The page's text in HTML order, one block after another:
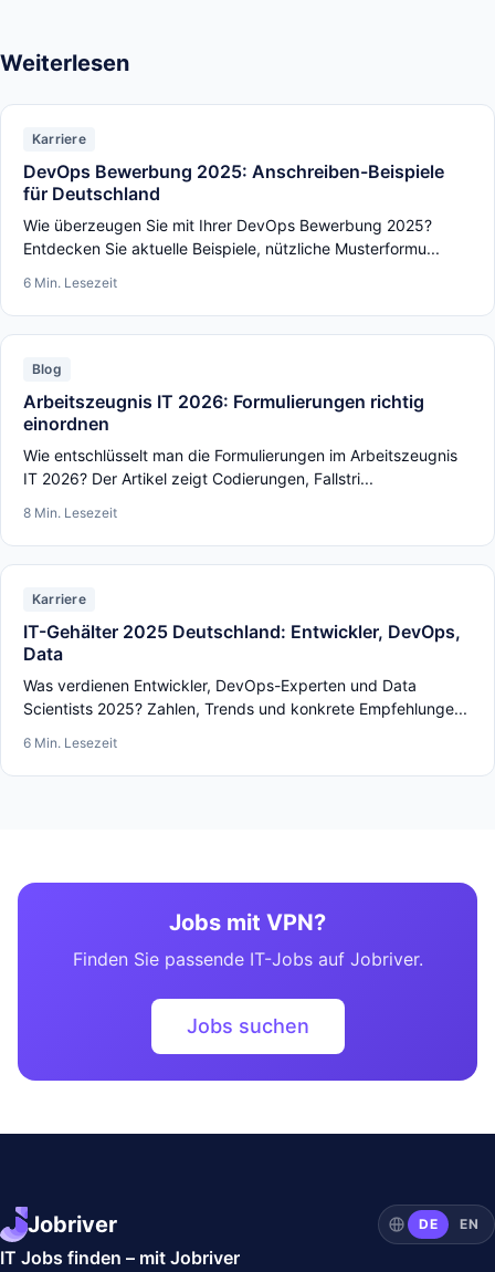
Weiterlesen
Karriere
DevOps Bewerbung 2025: Anschreiben-Beispiele
für Deutschland
Wie überzeugen Sie mit Ihrer DevOps Bewerbung 2025?
Entdecken Sie aktuelle Beispiele, nützliche Musterformu...
6 Min. Lesezeit
Blog
Arbeitszeugnis IT 2026: Formulierungen richtig
einordnen
Wie entschlüsselt man die Formulierungen im Arbeitszeugnis
IT 2026? Der Artikel zeigt Codierungen, Fallstri...
8 Min. Lesezeit
Karriere
IT-Gehälter 2025 Deutschland: Entwickler, DevOps,
Data
Was verdienen Entwickler, DevOps-Experten und Data
Scientists 2025? Zahlen, Trends und konkrete Empfehlunge...
6 Min. Lesezeit
Jobs mit VPN?
Finden Sie passende IT-Jobs auf Jobriver.
Jobs suchen
Jobriver DE EN
IT Jobs finden – mit Jobriver